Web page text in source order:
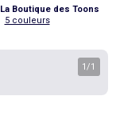
La Boutique des Toons
5 couleurs
1 /1